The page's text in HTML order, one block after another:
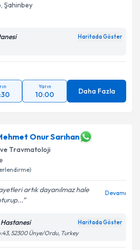
, Şahinbey
Haritada Göster
Yarın
10:00 Daha Fazla
Onur Sarıhan
Travmatoloji
artık dayanılmaz hale
Devamı
Haritada Göster
52300 Ünye/Ordu, Turkey